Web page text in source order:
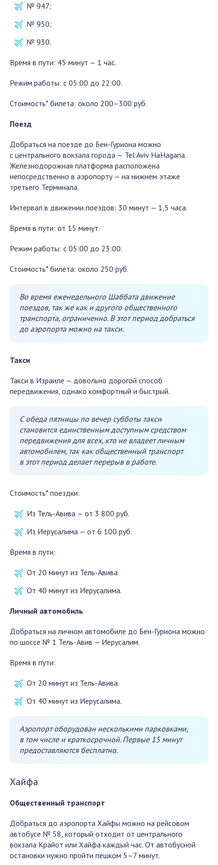
№ 947;
№ 950;
№ 930.
Время в пути: 45 минут — 1 час.
Режим работы: с 05:00 до 22:00.
Стоимость* билета: около 200–300 руб.
Поезд
Добраться на поезде до Бен-Гуриона можно
с центрального вокзала города — Tel Aviv HaHagana.
Железнодорожная платформа расположена
непосредственно в аэропорту — на нижнем этаже
третьего Терминала.
Интервал в движении поездов: 30 минут — 1,5 часа.
Время в пути: от 15 минут.
Режим работы: с 05:00 до 23:00.
Стоимость* билета: около 250 руб.
Во время еженедельного Шаббата движение
поездов, так же как и другого общественного
транспорта, ограниченно. В этот период добраться
до аэропорта можно на такси.
Такси
Такси в Израиле — довольно дорогой способ
передвижения, однако комфортный и быстрый.
С обеда пятницы по вечер субботы такси
становится единственным доступным средством
передвижения для всех, кто не владеет личным
автомобилем, так как общественный транспорт
в этот период делает перерыв в работе.
Стоимость* поездки:
Из Тель-Авива — от 3 800 руб.
Из Иерусалима — от 6 100 руб.
Время в пути:
От 20 минут из Тель-Авива.
От 40 минут из Иерусалима.
Личный автомобиль
Добраться на личном автомобиле до Бен-Гуриона можно
по шоссе № 1 Тель-Авив — Иерусалим.
Время в пути:
От 20 минут из Тель-Авива.
От 40 минут из Иерусалима.
Аэропорт оборудован несколькими парковками,
в том числе и краткосрочной. Первые 15 минут
предоставляются бесплатно.
Хайфа
Общественный транспорт
Добраться до аэропорта Хайфы можно на рейсовом
автобусе № 58, который отходит от центрального
вокзала Крайот или Хайфа каждый час. От автобусной
остановки нужно пройти пешком 5–7 минут.